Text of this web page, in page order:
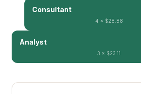
Consultant
4 × $28.88
Analyst
3 × $23.11